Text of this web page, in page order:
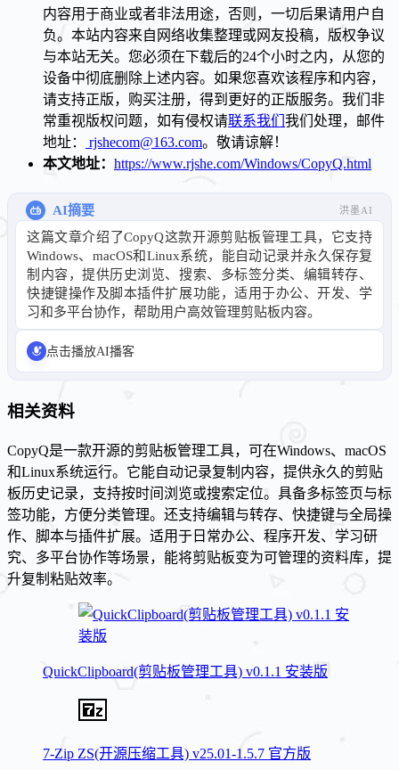
内容用于商业或者非法用途，否则，一切后果请用户自
负。本站内容来自网络收集整理或网友投稿，版权争议
与本站无关。您必须在下载后的24个小时之内，从您的
设备中彻底删除上述内容。如果您喜欢该程序和内容，
请支持正版，购买注册，得到更好的正版服务。我们非
常重视版权问题，如有侵权请联系我们 我们处理，邮件
地址：
rjshecom@163.com。敬请谅解！
本文地址： https://www.rjshe.com/Windows/CopyQ.html
AI摘要 洪墨AI
这篇文章介绍了CopyQ这款开源剪贴板管理工具，它支持
Windows、macOS和Linux系统，能自动记录并永久保存复
制内容，提供历史浏览、搜索、多标签分类、编辑转存、
快捷键操作及脚本插件扩展功能，适用于办公、开发、学
习和多平台协作，帮助用户高效管理剪贴板内容。
点击播放AI播客
相关资料
CopyQ是一款开源的剪贴板管理工具，可在Windows、macOS
和Linux系统运行。它能自动记录复制内容，提供永久的剪贴
板历史记录，支持按时间浏览或搜索定位。具备多标签页与标
签功能，方便分类管理。还支持编辑与转存、快捷键与全局操
作、脚本与插件扩展。适用于日常办公、程序开发、学习研
究、多平台协作等场景，能将剪贴板变为可管理的资料库，提
升复制粘贴效率。
QuickClipboard(剪贴板管理工具) v0.1.1 安装版
7-Zip ZS(开源压缩工具) v25.01-1.5.7 官方版